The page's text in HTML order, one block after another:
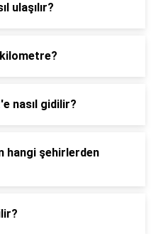
ulaşılır?
nasıl gidilir?
hangi şehirlerden